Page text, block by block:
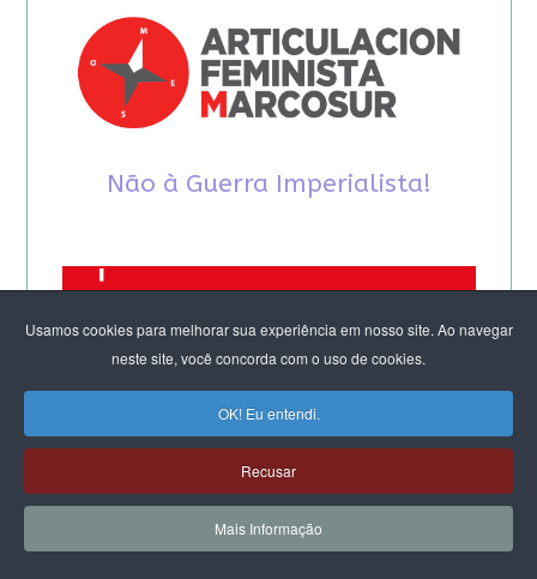
Usamos cookies para melhorar sua experiência em nosso site. Ao navegar
neste site, você concorda com o uso de cookies.
OK! Eu entendi.
Recusar
Mais Informação
Não à Guerra Imperialista!